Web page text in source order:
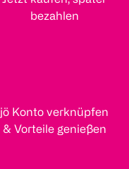
bezahlen
jö Konto verknüpfen
& Vorteile genießen